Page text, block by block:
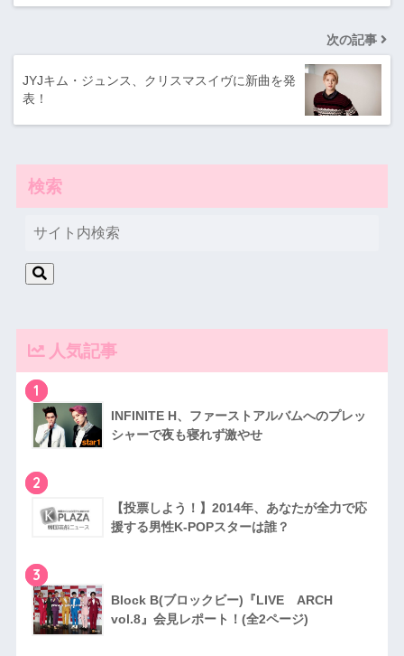
次の記事
JYJキム・ジュンス、クリスマスイヴに新曲を発
表！
検索
人気記事
1
INFINITE H、ファーストアルバムへのプレッ
シャーで夜も寝れず激やせ
2
【投票しよう！】2014年、あなたが全力で応
援する男性K-POPスターは誰？
3
Block B(ブロックビー)『LIVE ARCH
vol.8』会見レポート！(全2ページ)